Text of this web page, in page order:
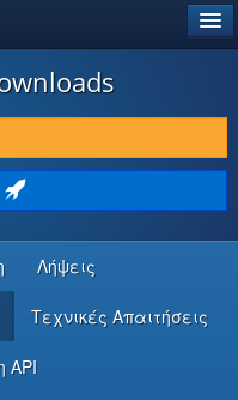
Λήψεις
Τεχνικές Απαιτήσεις
API